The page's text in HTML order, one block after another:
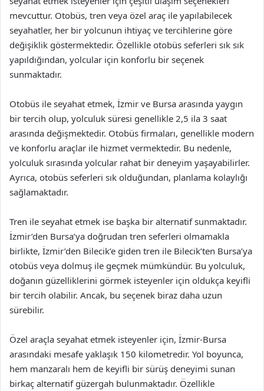
mevcuttur. Otobüs, tren veya özel araç ile yapılabilecek
seyahatler, her bir yolcunun ihtiyaç ve tercihlerine göre
değişiklik göstermektedir. Özellikle otobüs seferleri sık sık
yapıldığından, yolcular için konforlu bir seçenek
sunmaktadır.
Otobüs ile seyahat etmek, İzmir ve Bursa arasında yaygın
bir tercih olup, yolculuk süresi genellikle 2,5 ila 3 saat
arasında değişmektedir. Otobüs firmaları, genellikle modern
ve konforlu araçlar ile hizmet vermektedir. Bu nedenle,
yolculuk sırasında yolcular rahat bir deneyim yaşayabilirler.
Ayrıca, otobüs seferleri sık olduğundan, planlama kolaylığı
sağlamaktadır.
Tren ile seyahat etmek ise başka bir alternatif sunmaktadır.
İzmir’den Bursa’ya doğrudan tren seferleri olmamakla
birlikte, İzmir’den Bilecik’e giden tren ile Bilecik’ten Bursa’ya
otobüs veya dolmuş ile geçmek mümkündür. Bu yolculuk,
doğanın güzelliklerini görmek isteyenler için oldukça keyifli
bir tercih olabilir. Ancak, bu seçenek biraz daha uzun
sürebilir.
Özel araçla seyahat etmek isteyenler için, İzmir-Bursa
arasındaki mesafe yaklaşık 150 kilometredir. Yol boyunca,
hem manzaralı hem de keyifli bir sürüş deneyimi sunan
birkaç alternatif güzergah bulunmaktadır. Özellikle